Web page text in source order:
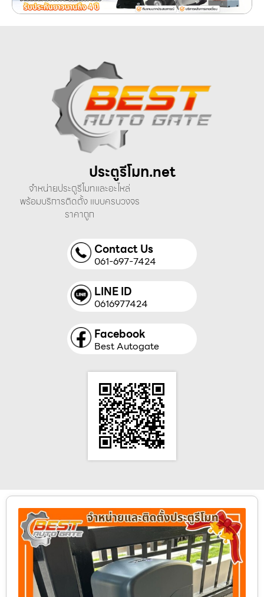
ประตูรีโมท.net
จำหน่ายประตูรีโมทและอะไหล่
พร้อมบริการติดตั้ง แบบครบวงจร
ราคาถูก
Contact Us
061-697-7424
LINE ID
0616977424
Facebook
Best Autogate